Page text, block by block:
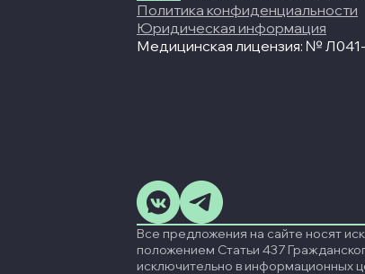
Политика конфиденциальности
Юридическая информация
Медицинская лицензия: №
Все предложения на сайте носят
положением Статьи 437
исключительно в информационных